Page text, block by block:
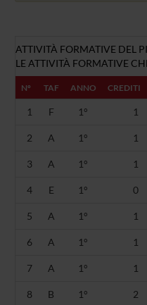
ATTIVITÀ FORMATIVE DEL
LE ATTIVITÀ FORMATIVE
Nº TAF ANNO CREDITI
1 F 1° 1
2 A 1° 1
3 A 1° 1
4 E 1° 0
5 A 1° 1
6 A 1° 1
7 A 1° 1
8 B 1° 2